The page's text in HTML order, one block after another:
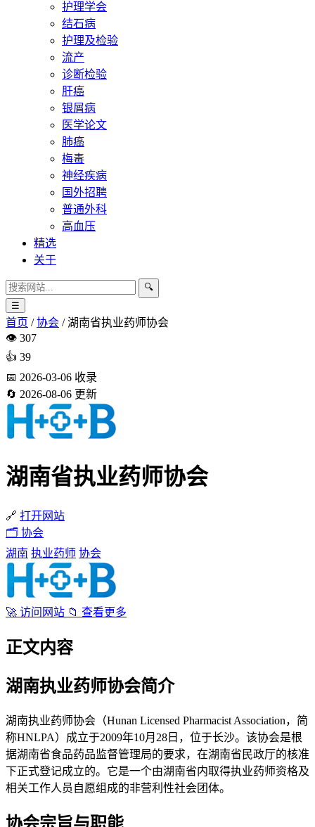
护理学会
结石病
护理及检验
流产
诊断检验
肝癌
银屑病
医学论文
肺癌
梅毒
神经疾病
国外招聘
普通外科
高血压
精选
关于
🔍
☰
首页 / 协会 / 湖南省执业药师协会
👁️ 307
👍 39
📅 2026-03-06 收录
🔄 2026-08-06 更新
湖南省执业药师协会
🔗 打开网站
🗂 协会
湖南 执业药师 协会
🚀 访问网站 📁 查看更多
正文内容
湖南执业药师协会简介
湖南执业药师协会（Hunan Licensed Pharmacist Association，简
称HNLPA）成立于2009年10月28日，位于长沙。该协会是根
据湖南省食品药品监督管理局的要求，在湖南省民政厅的核准
下正式登记成立的。它是一个由湖南省内取得执业药师资格及
相关工作人员自愿组成的非营利性社会团体。
协会宗旨与职能